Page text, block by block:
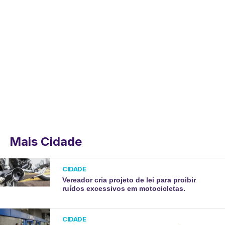
Mais Cidade
CIDADE
Vereador cria projeto de lei para proibir
ruídos excessivos em motocicletas.
CIDADE